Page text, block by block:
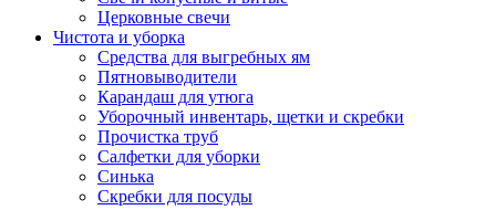
Церковные свечи
Чистота и уборка
Средства для выгребных ям
Пятновыводители
Карандаш для утюга
Уборочный инвентарь, щетки и скребки
Прочистка труб
Салфетки для уборки
Синька
Скребки для посуды